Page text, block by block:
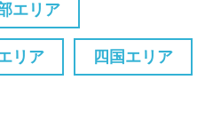
エリア
リア 四国エリア